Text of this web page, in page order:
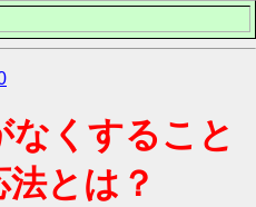
くすること
とは？